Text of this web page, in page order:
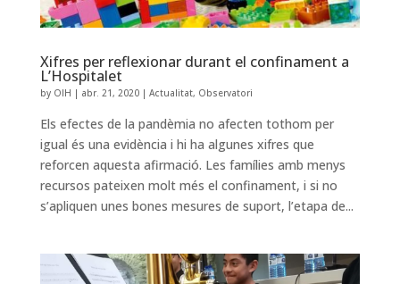
Xifres per reflexionar durant el confinament a
L’Hospitalet
by OIH | abr. 21, 2020| Actualitat, Observatori
Els efectes de la pandèmia no afecten tothom per
igual és una evidència i hi ha algunes xifres que
reforcen aquesta afirmació. Les famílies amb menys
recursos pateixen molt més el confinament, i si no
s’apliquen unes bones mesures de suport, l’etapa de...